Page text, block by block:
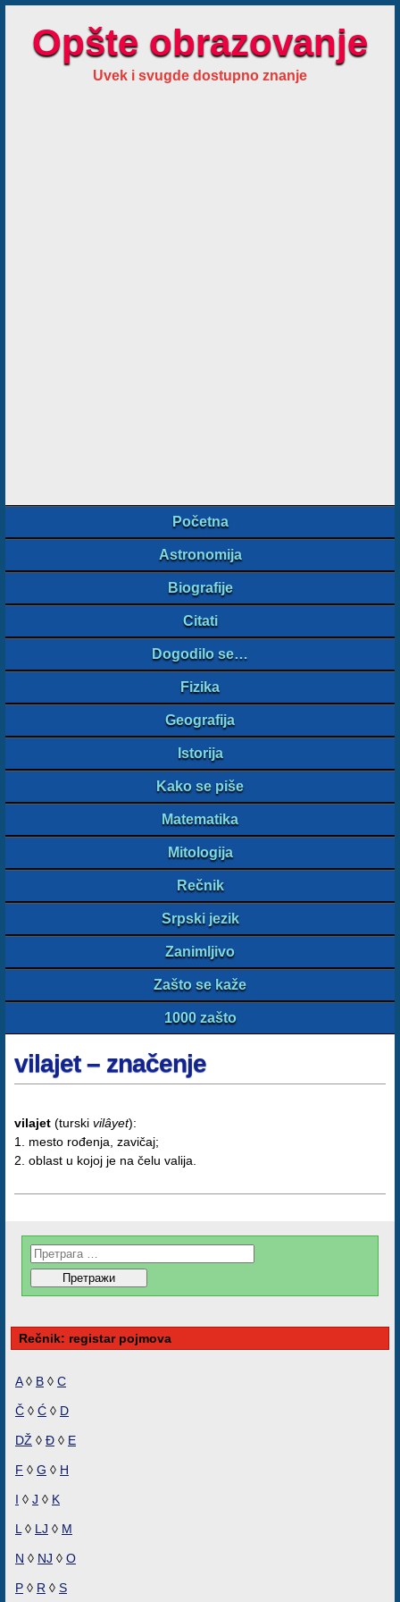
Opšte obrazovanje
Uvek i svugde dostupno znanje
Početna
Astronomija
Biografije
Citati
Dogodilo se…
Fizika
Geografija
Istorija
Kako se piše
Matematika
Mitologija
Rečnik
Srpski jezik
Zanimljivo
Zašto se kaže
1000 zašto
vilajet – značenje
vilajet (turski vilâyet):
1. mesto rođenja, zavičaj;
2. oblast u kojoj je na čelu valija.
Rečnik: registar pojmova
A◊ B ◊ C
Č ◊ Ć ◊ D
DŽ ◊ Đ ◊ E
F ◊ G ◊ H
I ◊ J ◊ K
L ◊ LJ ◊ M
N ◊ NJ ◊ O
P ◊ R ◊ S